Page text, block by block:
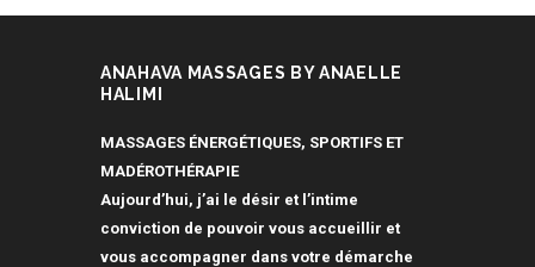
ANAHAVA MASSAGES BY ANAELLE
HALIMI
MASSAGES ÉNERGÉTIQUES, SPORTIFS ET
MADÉROTHÉRAPIE
Aujourd’hui, j’ai le désir et l’intime
conviction de pouvoir vous accueillir et
vous accompagner dans votre démarche